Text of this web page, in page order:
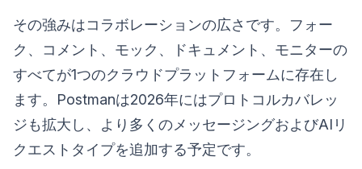
その強みはコラボレーションの広さです。フォー
ク、コメント、モック、ドキュメント、モニターの
すべてが1つのクラウドプラットフォームに存在し
ます。Postmanは2026年にはプロトコルカバレッ
ジも拡大し、より多くのメッセージングおよびAIリ
クエストタイプを追加する予定です。